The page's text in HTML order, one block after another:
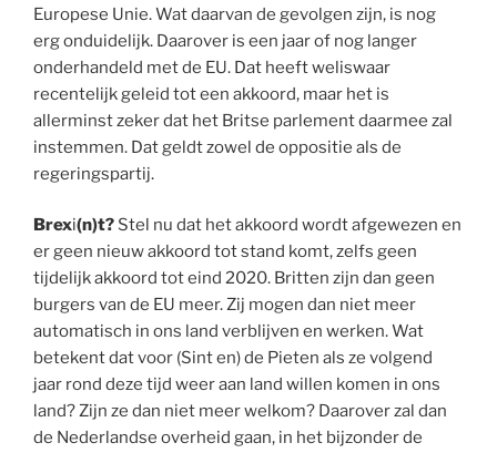
Europese Unie. Wat daarvan de gevolgen zijn, is nog
erg onduidelijk. Daarover is een jaar of nog langer
onderhandeld met de EU. Dat heeft weliswaar
recentelijk geleid tot een akkoord, maar het is
allerminst zeker dat het Britse parlement daarmee zal
instemmen. Dat geldt zowel de oppositie als de
regeringspartij.
Brexi(n)t? Stel nu dat het akkoord wordt afgewezen en
er geen nieuw akkoord tot stand komt, zelfs geen
tijdelijk akkoord tot eind 2020. Britten zijn dan geen
burgers van de EU meer. Zij mogen dan niet meer
automatisch in ons land verblijven en werken. Wat
betekent dat voor (Sint en) de Pieten als ze volgend
jaar rond deze tijd weer aan land willen komen in ons
land? Zijn ze dan niet meer welkom? Daarover zal dan
de Nederlandse overheid gaan, in het bijzonder de